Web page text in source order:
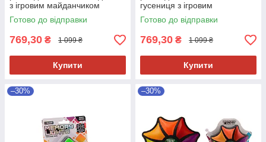
з ігровим майданчиком
Готово до відправки
769,30 ₴ 1 099 ₴
Купити
гусениця з ігровим
майданчиком
Готово до відправки
769,30 ₴ 1 099 ₴
Купити
–30% –30%